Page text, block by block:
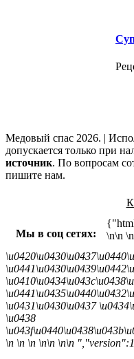
Медовый спас 2026. |
допускается только при
источник. По вопросам
пишите нам.
Мы в соц сетях:
\n\n \n
\u0431\u0430\u0437
\u0438
\n \n \n \n\n \n\n